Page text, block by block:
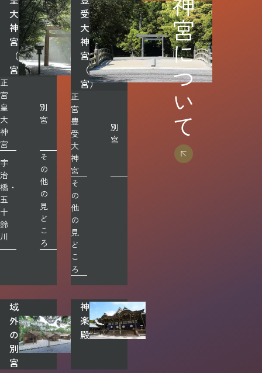
神宮について
大
神
宮
（内
宮）
正
宮
皇
大
神
宮
別
宮
宇
治
橋・
五
十
鈴
川
そ
の
他
の
見
ど
こ
ろ
受
大
神
宮
（外
宮）
正
宮
豊
受
大
神
宮
別
宮
そ
の
他
の
見
ど
こ
ろ
域
外
の
別
宮
神
楽
殿